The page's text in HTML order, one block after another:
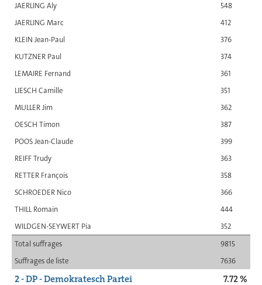
JAERLING Aly
548
JAERLING Marc
412
KLEIN Jean-Paul
376
KUTZNER Paul
374
LEMAIRE Fernand
361
LIESCH Camille
351
MULLER Jim
362
OESCH Timon
387
POOS Jean-Claude
399
REIFF Trudy
363
RETTER François
358
SCHROEDER Nico
366
THILL Romain
444
WILDGEN-SEYWERT Pia
352
Total suffrages
9815
Suffrages de liste
7636
2 - DP - Demokratesch Partei 7.72 %